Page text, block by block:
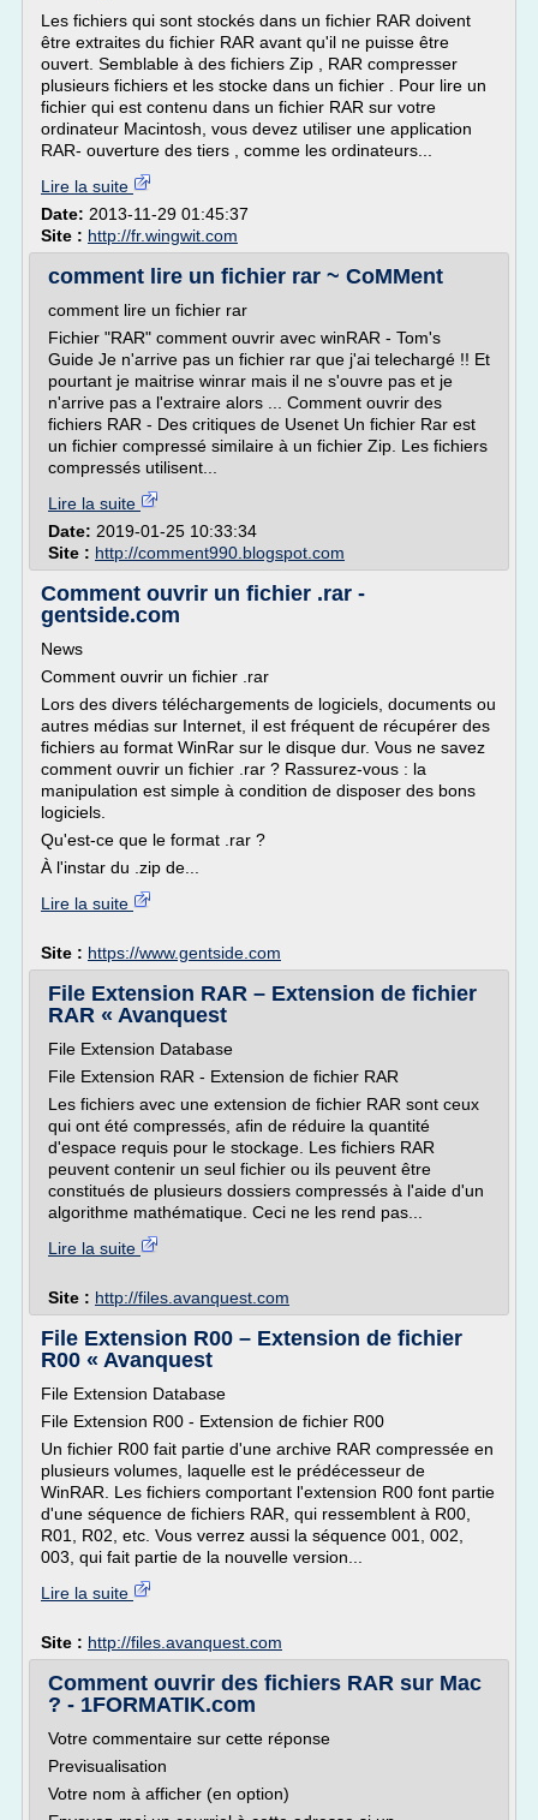
Les fichiers qui sont stockés dans un fichier RAR doivent
être extraites du fichier RAR avant qu'il ne puisse être
ouvert. Semblable à des fichiers Zip , RAR compresser
plusieurs fichiers et les stocke dans un fichier . Pour lire un
fichier qui est contenu dans un fichier RAR sur votre
ordinateur Macintosh, vous devez utiliser une application
RAR- ouverture des tiers , comme les ordinateurs...
Lire la suite
Date: 2013-11-29 01:45:37
Site : http://fr.wingwit.com
comment lire un fichier rar ~ CoMMent
comment lire un fichier rar
Fichier "RAR" comment ouvrir avec winRAR - Tom's
Guide Je n'arrive pas un fichier rar que j'ai telechargé !! Et
pourtant je maitrise winrar mais il ne s'ouvre pas et je
n'arrive pas a l'extraire alors ... Comment ouvrir des
fichiers RAR - Des critiques de Usenet Un fichier Rar est
un fichier compressé similaire à un fichier Zip. Les fichiers
compressés utilisent...
Lire la suite
Date: 2019-01-25 10:33:34
Site : http://comment990.blogspot.com
Comment ouvrir un fichier .rar -
gentside.com
News
Comment ouvrir un fichier .rar
Lors des divers téléchargements de logiciels, documents ou
autres médias sur Internet, il est fréquent de récupérer des
fichiers au format WinRar sur le disque dur. Vous ne savez
comment ouvrir un fichier .rar ? Rassurez-vous : la
manipulation est simple à condition de disposer des bons
logiciels.
Qu'est-ce que le format .rar ?
À l'instar du .zip de...
Lire la suite
Site : https://www.gentside.com
File Extension RAR – Extension de fichier
RAR « Avanquest
File Extension Database
File Extension RAR - Extension de fichier RAR
Les fichiers avec une extension de fichier RAR sont ceux
qui ont été compressés, afin de réduire la quantité
d'espace requis pour le stockage. Les fichiers RAR
peuvent contenir un seul fichier ou ils peuvent être
constitués de plusieurs dossiers compressés à l'aide d'un
algorithme mathématique. Ceci ne les rend pas...
Lire la suite
Site : http://files.avanquest.com
File Extension R00 – Extension de fichier
R00 « Avanquest
File Extension Database
File Extension R00 - Extension de fichier R00
Un fichier R00 fait partie d'une archive RAR compressée en
plusieurs volumes, laquelle est le prédécesseur de
WinRAR. Les fichiers comportant l'extension R00 font partie
d'une séquence de fichiers RAR, qui ressemblent à R00,
R01, R02, etc. Vous verrez aussi la séquence 001, 002,
003, qui fait partie de la nouvelle version...
Lire la suite
Site : http://files.avanquest.com
Comment ouvrir des fichiers RAR sur Mac
? - 1FORMATIK.com
Votre commentaire sur cette réponse
Previsualisation
Votre nom à afficher (en option)